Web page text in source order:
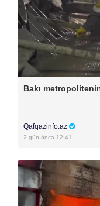
Bakı
Qafqazinfo.az
2 gün öncə 12:41